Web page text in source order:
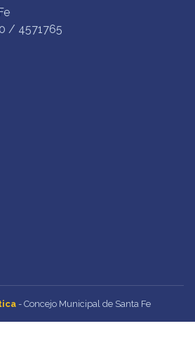
/ 4571765
- Concejo Municipal de Santa Fe